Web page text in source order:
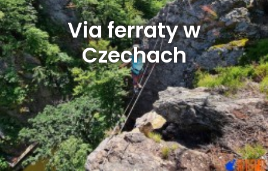
Via ferraty w
Czechach